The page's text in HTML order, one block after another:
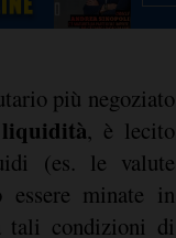
più negoziato
, è lecito
(es. le valute
essere minate in
tali condizioni di